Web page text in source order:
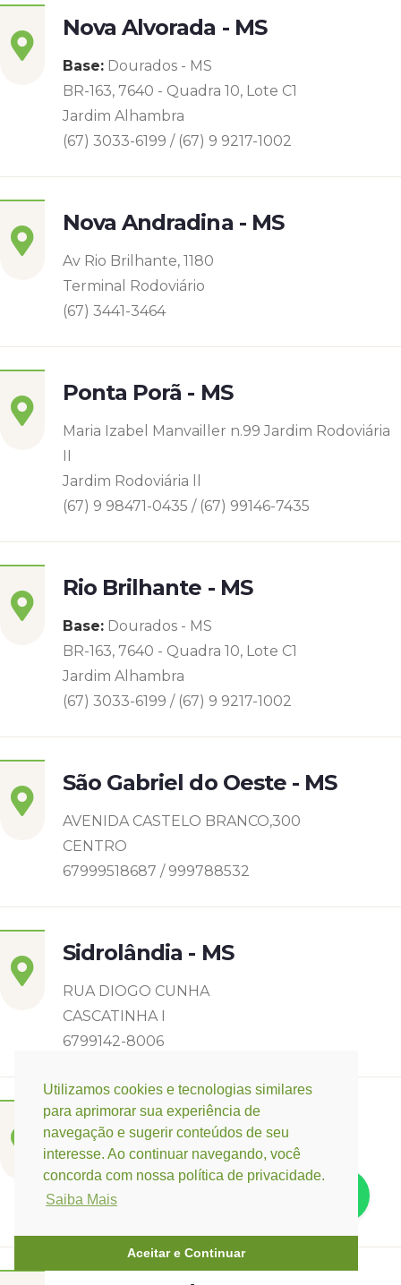
Utilizamos cookies e tecnologias similares
para aprimorar sua experiência de
navegação e sugerir conteúdos de seu
interesse. Ao continuar navegando, você
concorda com nossa política de privacidade.
Saiba Mais
Aceitar e Continuar
Nova Alvorada - MS
Base: Dourados - MS
BR-163, 7640 - Quadra 10, Lote C1
Jardim Alhambra
(67) 3033-6199 / (67) 9 9217-1002
Nova Andradina - MS
Av Rio Brilhante, 1180
Terminal Rodoviário
(67) 3441-3464
Ponta Porã - MS
Maria Izabel Manvailler n.99 Jardim Rodoviária
II
Jardim Rodoviária ll
(67) 9 98471-0435 / (67) 99146-7435
Rio Brilhante - MS
Base: Dourados - MS
BR-163, 7640 - Quadra 10, Lote C1
Jardim Alhambra
(67) 3033-6199 / (67) 9 9217-1002
São Gabriel do Oeste - MS
AVENIDA CASTELO BRANCO,300
CENTRO
67999518687 / 999788532
Sidrolândia - MS
RUA DIOGO CUNHA
CASCATINHA I
6799142-8006
Três Lagoas - MS
Rua Eurídice Chagas Cruz, 2675
Centro
(67) 9 9249-5406